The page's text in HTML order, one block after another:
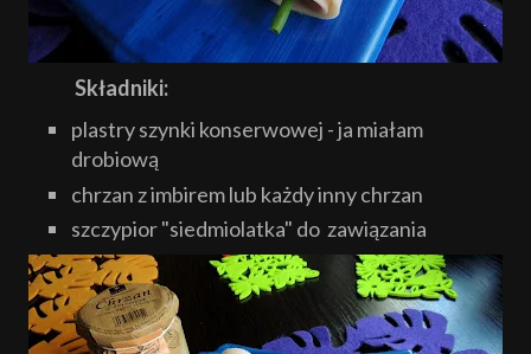
Składniki:
plastry szynki konserwowej - ja miałam
drobiową
chrzan z imbirem lub każdy inny chrzan
szczypior "siedmiolatka" do zawiązania